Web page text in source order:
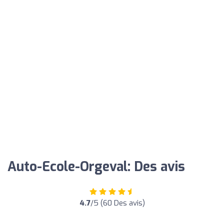
Auto-Ecole-Orgeval: Des avis
4.7/5 (60 Des avis)